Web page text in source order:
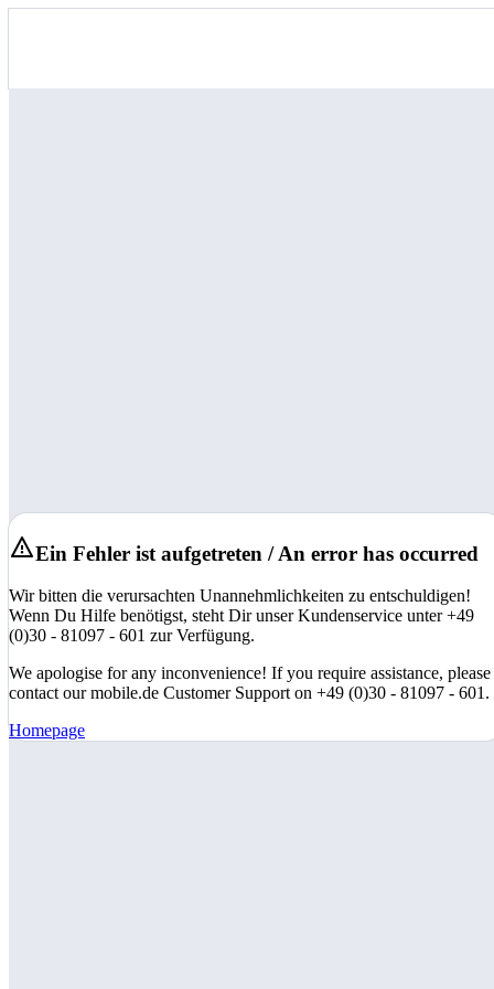
Ein Fehler ist aufgetreten / An error has occurred
Wir bitten die verursachten Unannehmlichkeiten zu entschuldigen!
Wenn Du Hilfe benötigst, steht Dir unser Kundenservice unter +49
(0)30 - 81097 - 601 zur Verfügung.
We apologise for any inconvenience! If you require assistance, please
contact our mobile.de Customer Support on +49 (0)30 - 81097 - 601.
Homepage